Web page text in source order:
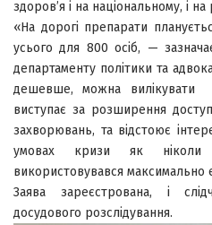
здоров’я і на національному, і
«На дорогі препарати
усього для 800 осіб, —
департаменту політики та
дешевше, можна вилікувати
виступає за розширення
захворювань, та відстоює
умовах кризи як
використовувався максимально
Заява зареєстрована, і
досудового розслідування.